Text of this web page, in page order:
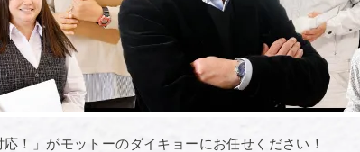
！」がモットーのダイキョーにお任せください！